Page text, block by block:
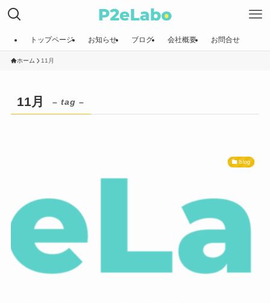
トップページ お知らせ ブログ 会社概要 お問合せ
ホーム 11月
11月 – tag –
blog